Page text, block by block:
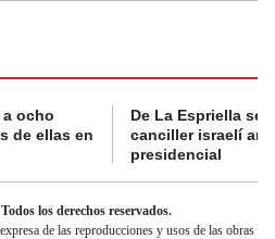
ocho
de ellas en
De La Espriella se
canciller israelí
presidencial
los derechos reservados.
de las reproducciones y usos de las obras